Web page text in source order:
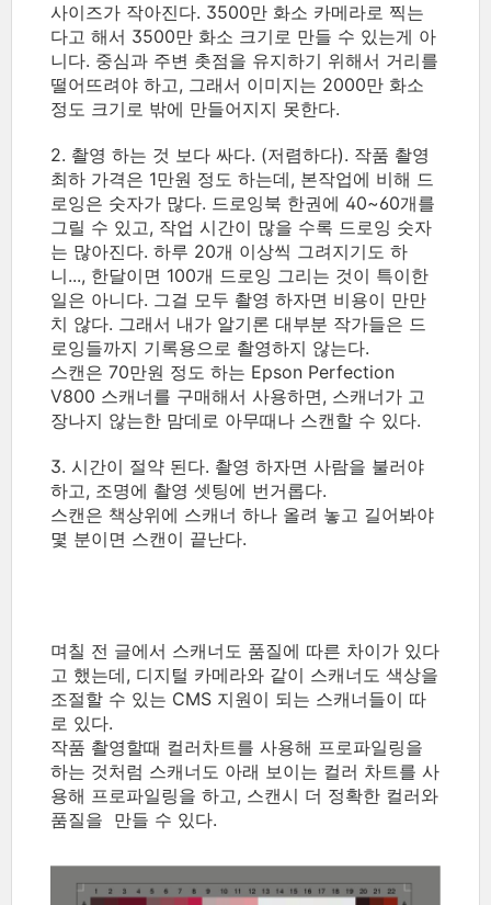
사이즈가 작아진다. 3500만 화소 카메라로 찍는
다고 해서 3500만 화소 크기로 만들 수 있는게 아
니다. 중심과 주변 촛점을 유지하기 위해서 거리를
떨어뜨려야 하고, 그래서 이미지는 2000만 화소
정도 크기로 밖에 만들어지지 못한다.
2. 촬영 하는 것 보다 싸다. (저렴하다). 작품 촬영
최하 가격은 1만원 정도 하는데, 본작업에 비해 드
로잉은 숫자가 많다. 드로잉북 한권에 40~60개를
그릴 수 있고, 작업 시간이 많을 수록 드로잉 숫자
는 많아진다. 하루 20개 이상씩 그려지기도 하
니..., 한달이면 100개 드로잉 그리는 것이 특이한
일은 아니다. 그걸 모두 촬영 하자면 비용이 만만
치 않다. 그래서 내가 알기론 대부분 작가들은 드
로잉들까지 기록용으로 촬영하지 않는다.
스캔은 70만원 정도 하는 Epson Perfection
V800 스캐너를 구매해서 사용하면, 스캐너가 고
장나지 않는한 맘데로 아무때나 스캔할 수 있다.
3. 시간이 절약 된다. 촬영 하자면 사람을 불러야
하고, 조명에 촬영 셋팅에 번거롭다.
스캔은 책상위에 스캐너 하나 올려 놓고 길어봐야
몇 분이면 스캔이 끝난다.
며칠 전 글에서 스캐너도 품질에 따른 차이가 있다
고 했는데, 디지털 카메라와 같이 스캐너도 색상을
조절할 수 있는 CMS 지원이 되는 스캐너들이 따
로 있다.
작품 촬영할때 컬러차트를 사용해 프로파일링을
하는 것처럼 스캐너도 아래 보이는 컬러 차트를 사
용해 프로파일링을 하고, 스캔시 더 정확한 컬러와
품질을 만들 수 있다.